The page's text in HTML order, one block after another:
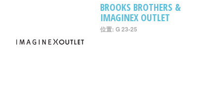
BROOKS BROTHERS &
IMAGINEX OUTLET
位置: G 23-25